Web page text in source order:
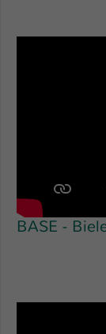
BASE -